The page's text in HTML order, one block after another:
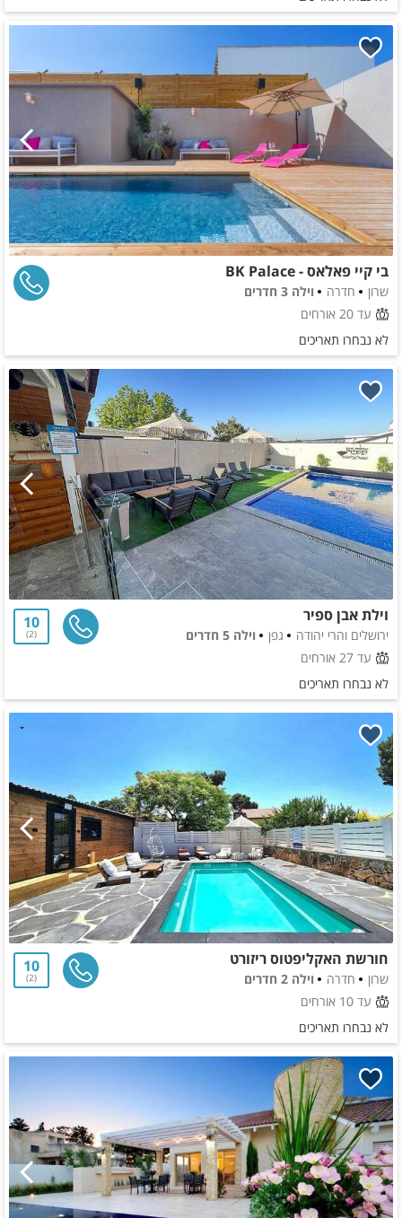
בי קיי פאלאס - BK Palace
שרון חדרה
וילה 3 חדרים
עד 20 אורחים
לא נבחרו תאריכים
וילת אבן ספיר
ירושלים והרי יהודה גפן
וילה 5 חדרים
עד 27 אורחים
10
2
לא נבחרו תאריכים
חורשת האקליפטוס ריזורט
שרון חדרה
וילה 2 חדרים
עד 10 אורחים
10
2
לא נבחרו תאריכים